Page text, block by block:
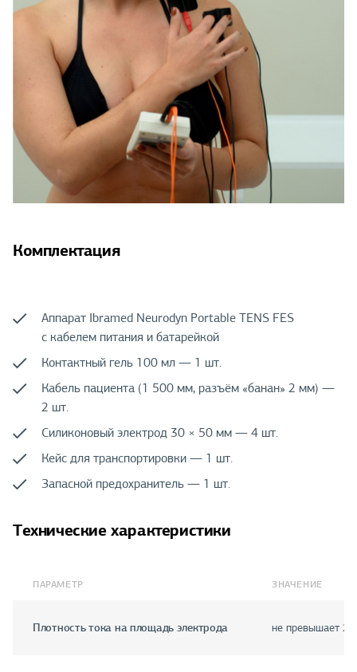
Комплектация
Аппарат Ibramed Neurodyn Portable TENS FES
с кабелем питания и батарейкой
Контактный гель 100 мл — 1 шт.
Кабель пациента (1 500 мм, разъём «банан» 2 мм) —
2 шт.
Силиконовый электрод 30 × 50 мм — 4 шт.
Кейс для транспортировки — 1 шт.
Запасной предохранитель — 1 шт.
Технические характеристики
ПАРАМЕТР ЗНАЧЕНИЕ
Плотность тока на площадь электрода не превышает 2